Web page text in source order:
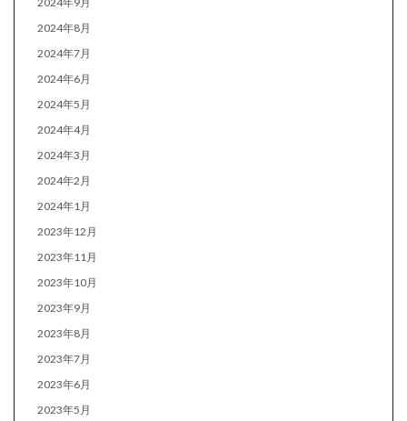
2024年8月
2024年7月
2024年6月
2024年5月
2024年4月
2024年3月
2024年2月
2024年1月
2023年12月
2023年11月
2023年10月
2023年9月
2023年8月
2023年7月
2023年6月
2023年5月